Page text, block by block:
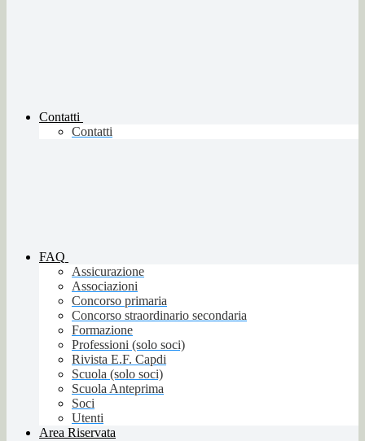
Contatti
Contatti
FAQ
Assicurazione
Associazioni
Concorso primaria
Concorso straordinario secondaria
Formazione
Professioni (solo soci)
Rivista E.F. Capdi
Scuola (solo soci)
Scuola Anteprima
Soci
Utenti
Area Riservata